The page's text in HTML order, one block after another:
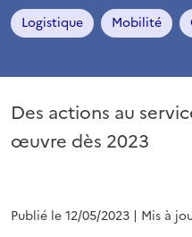
Logistique Mobilité
Des actions au
œuvre dès 2023
Publié le 12/05/2023 | Mis à